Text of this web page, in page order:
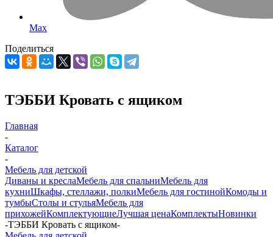
Max
Поделиться
ТЭББИ Кровать с ящиком
Главная
-
Каталог
-
Мебель для детской
Диваны и креслаМебель для спальниМебель для
кухниШкафы, стеллажи, полкиМебель для гостинойКомоды и
тумбыСтолы и стульяМебель для
прихожейКомплектующиеЛучшая ценаКомплектыНовинки
-ТЭББИ Кровать с ящиком-